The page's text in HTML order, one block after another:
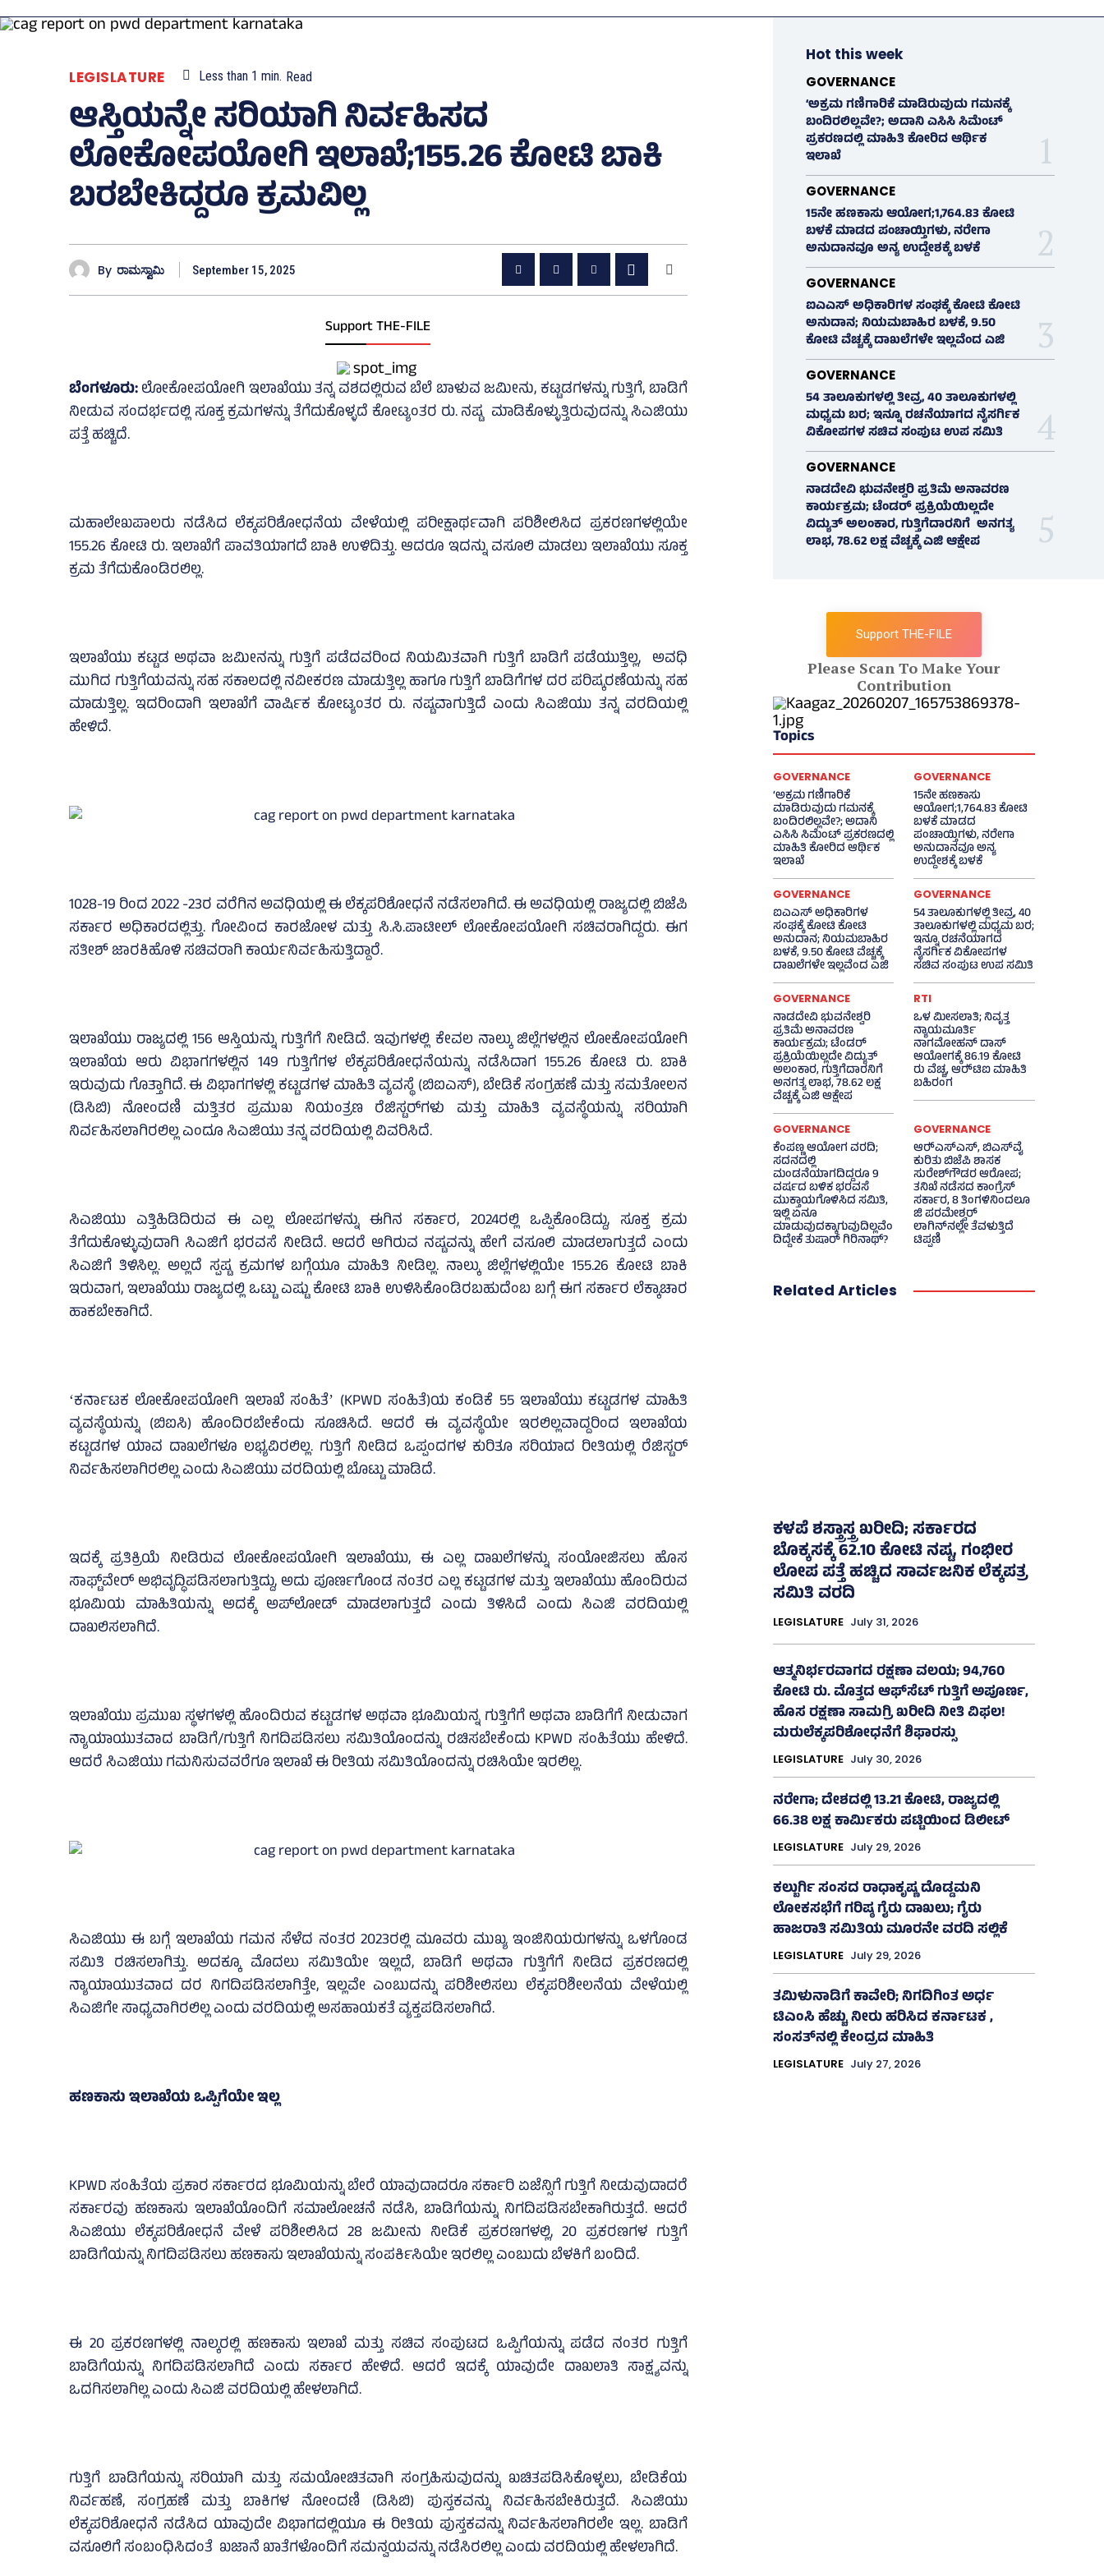
LEGISLATURE Less than 1 min. Read
ಆಸ್ತಿಯನ್ನೇ ಸರಿಯಾಗಿ ನಿರ್ವಹಿಸದ
ಲೋಕೋಪಯೋಗಿ ಇಲಾಖೆ;155.26 ಕೋಟಿ ಬಾಕಿ
ಬರಬೇಕಿದ್ದರೂ ಕ್ರಮವಿಲ್ಲ
By ರಾಮಸ್ವಾಮಿ September 15, 2025
Support THE-FILE
ಬೆಂಗಳೂರು:ಲೋಕೋಪಯೋಗಿ ಇಲಾಖೆಯು ತನ್ನ ವಶದಲ್ಲಿರುವ ಬೆಲೆ ಬಾಳುವ ಜಮೀನು, ಕಟ್ಟಡಗಳನ್ನು ಗುತ್ತಿಗೆ, ಬಾಡಿಗೆ
ನೀಡುವ ಸಂದರ್ಭದಲ್ಲಿ ಸೂಕ್ತ ಕ್ರಮಗಳನ್ನು ತೆಗೆದುಕೊಳ್ಳದೆ ಕೋಟ್ಯಂತರ ರು. ನಷ್ಟ ಮಾಡಿಕೊಳ್ಳುತ್ತಿರುವುದನ್ನು ಸಿಎಜಿಯು
ಪತ್ತೆ ಹಚ್ಚಿದೆ.
ಮಹಾಲೇಖಪಾಲರು ನಡೆಸಿದ ಲೆಕ್ಕಪರಿಶೋಧನೆಯ ವೇಳೆಯಲ್ಲಿ ಪರೀಕ್ಷಾರ್ಥವಾಗಿ ಪರಿಶೀಲಿಸಿದ ಪ್ರಕರಣಗಳಲ್ಲಿಯೇ
155.26 ಕೋಟಿ ರು. ಇಲಾಖೆಗೆ ಪಾವತಿಯಾಗದೆ ಬಾಕಿ ಉಳಿದಿತ್ತು. ಆದರೂ ಇದನ್ನು ವಸೂಲಿ ಮಾಡಲು ಇಲಾಖೆಯು ಸೂಕ್ತ
ಕ್ರಮ ತೆಗೆದುಕೊಂಡಿರಲಿಲ್ಲ.
ಇಲಾಖೆಯು ಕಟ್ಟಡ ಅಥವಾ ಜಮೀನನ್ನು ಗುತ್ತಿಗೆ ಪಡೆದವರಿಂದ ನಿಯಮಿತವಾಗಿ ಗುತ್ತಿಗೆ ಬಾಡಿಗೆ ಪಡೆಯುತ್ತಿಲ್ಲ, ಅವಧಿ
ಮುಗಿದ ಗುತ್ತಿಗೆಯವನ್ನು ಸಹ ಸಕಾಲದಲ್ಲಿ ನವೀಕರಣ ಮಾಡುತ್ತಿಲ್ಲ ಹಾಗೂ ಗುತ್ತಿಗೆ ಬಾಡಿಗೆಗಳ ದರ ಪರಿಷ್ಕರಣೆಯನ್ನು ಸಹ
ಮಾಡುತ್ತಿಲ್ಲ. ಇದರಿಂದಾಗಿ ಇಲಾಖೆಗೆ ವಾರ್ಷಿಕ ಕೋಟ್ಯಂತರ ರು. ನಷ್ಟವಾಗುತ್ತಿದೆ ಎಂದು ಸಿಎಜಿಯು ತನ್ನ ವರದಿಯಲ್ಲಿ
ಹೇಳಿದೆ.
1028-19 ರಿಂದ 2022 -23ರ ವರೆಗಿನ ಅವಧಿಯಲ್ಲಿ ಈ ಲೆಕ್ಕಪರಿಶೋಧನೆ ನಡೆಸಲಾಗಿದೆ. ಈ ಅವಧಿಯಲ್ಲಿ ರಾಜ್ಯದಲ್ಲಿ ಬಿಜೆಪಿ
ಸರ್ಕಾರ ಅಧಿಕಾರದಲ್ಲಿತ್ತು. ಗೋವಿಂದ ಕಾರಜೋಳ ಮತ್ತು ಸಿ.ಸಿ.ಪಾಟೀಲ್ ಲೋಕೋಪಯೋಗಿ ಸಚಿವರಾಗಿದ್ದರು. ಈಗ
ಸತೀಶ್ ಜಾರಕಿಹೊಳಿ ಸಚಿವರಾಗಿ ಕಾರ್ಯನಿರ್ವಹಿಸುತ್ತಿದ್ದಾರೆ.
ಇಲಾಖೆಯು ರಾಜ್ಯದಲ್ಲಿ 156 ಆಸ್ತಿಯನ್ನು ಗುತ್ತಿಗೆಗೆ ನೀಡಿದೆ. ಇವುಗಳಲ್ಲಿ ಕೇವಲ ನಾಲ್ಕು ಜಿಲ್ಲೆಗಳಲ್ಲಿನ ಲೋಕೋಪಯೋಗಿ
ಇಲಾಖೆಯ ಆರು ವಿಭಾಗಗಳಲ್ಲಿನ 149 ಗುತ್ತಿಗೆಗಳ ಲೆಕ್ಕಪರಿಶೋಧನೆಯನ್ನು ನಡೆಸಿದಾಗ 155.26 ಕೋಟಿ ರು. ಬಾಕಿ
ಇರುವುದು ಗೊತ್ತಾಗಿದೆ. ಈ ವಿಭಾಗಗಳಲ್ಲಿ ಕಟ್ಟಡಗಳ ಮಾಹಿತಿ ವ್ಯವಸ್ಥೆ (ಬಿಐಎಸ್‌), ಬೇಡಿಕೆ ಸಂಗ್ರಹಣೆ ಮತ್ತು ಸಮತೋಲನ
(ಡಿಸಿಬಿ) ನೋಂದಣಿ ಮತ್ತಿತರ ಪ್ರಮುಖ ನಿಯಂತ್ರಣ ರೆಜಿಸ್ಟರ್‌ಗಳು ಮತ್ತು ಮಾಹಿತಿ ವ್ಯವಸ್ಥೆಯನ್ನು ಸರಿಯಾಗಿ
ನಿರ್ವಹಿಸಲಾಗಿರಲಿಲ್ಲ ಎಂದೂ ಸಿಎಜಿಯು ತನ್ನ ವರದಿಯಲ್ಲಿ ವಿವರಿಸಿದೆ.
ಸಿಎಜಿಯು ಎತ್ತಿಹಿಡಿದಿರುವ ಈ ಎಲ್ಲ ಲೋಪಗಳನ್ನು ಈಗಿನ ಸರ್ಕಾರ, 2024ರಲ್ಲಿ ಒಪ್ಪಿಕೊಂಡಿದ್ದು, ಸೂಕ್ತ ಕ್ರಮ
ತೆಗೆದುಕೊಳ್ಳುವುದಾಗಿ ಸಿಎಜಿಗೆ ಭರವಸೆ ನೀಡಿದೆ. ಆದರೆ ಆಗಿರುವ ನಷ್ಟವನ್ನು ಹೇಗೆ ವಸೂಲಿ ಮಾಡಲಾಗುತ್ತದೆ ಎಂದು
ಸಿಎಜಿಗೆ ತಿಳಿಸಿಲ್ಲ. ಅಲ್ಲದೆ ಸ್ಪಷ್ಟ ಕ್ರಮಗಳ ಬಗ್ಗೆಯೂ ಮಾಹಿತಿ ನೀಡಿಲ್ಲ. ನಾಲ್ಕು ಜಿಲ್ಲೆಗಳಲ್ಲಿಯೇ 155.26 ಕೋಟಿ ಬಾಕಿ
ಇರುವಾಗ, ಇಲಾಖೆಯು ರಾಜ್ಯದಲ್ಲಿ ಒಟ್ಟು ಎಷ್ಟು ಕೋಟಿ ಬಾಕಿ ಉಳಿಸಿಕೊಂಡಿರಬಹುದೆಂಬ ಬಗ್ಗೆ ಈಗ ಸರ್ಕಾರ ಲೆಕ್ಕಾಚಾರ
ಹಾಕಬೇಕಾಗಿದೆ.
ʻಕರ್ನಾಟಕ ಲೋಕೋಪಯೋಗಿ ಇಲಾಖೆ ಸಂಹಿತೆʼ (KPWD ಸಂಹಿತೆ)ಯ ಕಂಡಿಕೆ 55 ಇಲಾಖೆಯು ಕಟ್ಟಡಗಳ ಮಾಹಿತಿ
ವ್ಯವಸ್ಥೆಯನ್ನು (ಬಿಐಸಿ) ಹೊಂದಿರಬೇಕೆಂದು ಸೂಚಿಸಿದೆ. ಆದರೆ ಈ ವ್ಯವಸ್ಥೆಯೇ ಇರಲಿಲ್ಲವಾದ್ದರಿಂದ ಇಲಾಖೆಯ
ಕಟ್ಟಡಗಳ ಯಾವ ದಾಖಲೆಗಳೂ ಲಭ್ಯವಿರಲಿಲ್ಲ. ಗುತ್ತಿಗೆ ನೀಡಿದ ಒಪ್ಪಂದಗಳ ಕುರಿತೂ ಸರಿಯಾದ ರೀತಿಯಲ್ಲಿ ರೆಜಿಸ್ಟರ್‌
ನಿರ್ವಹಿಸಲಾಗಿರಲಿಲ್ಲ ಎಂದು ಸಿಎಜಿಯು ವರದಿಯಲ್ಲಿ ಬೊಟ್ಟು ಮಾಡಿದೆ.
ಇದಕ್ಕೆ ಪ್ರತಿಕ್ರಿಯೆ ನೀಡಿರುವ ಲೋಕೋಪಯೋಗಿ ಇಲಾಖೆಯು, ಈ ಎಲ್ಲ ದಾಖಲೆಗಳನ್ನು ಸಂಯೋಜಿಸಲು ಹೊಸ
ಸಾಫ್ಟ್‌ವೇರ್‌ ಅಭಿವೃದ್ಧಿಪಡಿಸಲಾಗುತ್ತಿದ್ದು, ಅದು ಪೂರ್ಣಗೊಂಡ ನಂತರ ಎಲ್ಲ ಕಟ್ಟಡಗಳ ಮತ್ತು ಇಲಾಖೆಯು ಹೊಂದಿರುವ
ಭೂಮಿಯ ಮಾಹಿತಿಯನ್ನು ಅದಕ್ಕೆ ಅಪ್‌ಲೋಡ್‌ ಮಾಡಲಾಗುತ್ತದೆ ಎಂದು ತಿಳಿಸಿದೆ ಎಂದು ಸಿಎಜಿ ವರದಿಯಲ್ಲಿ
ದಾಖಲಿಸಲಾಗಿದೆ.
ಇಲಾಖೆಯು ಪ್ರಮುಖ ಸ್ಥಳಗಳಲ್ಲಿ ಹೊಂದಿರುವ ಕಟ್ಟಡಗಳ ಅಥವಾ ಭೂಮಿಯನ್ನ ಗುತ್ತಿಗೆಗೆ ಅಥವಾ ಬಾಡಿಗೆಗೆ ನೀಡುವಾಗ
ನ್ಯಾಯಾಯುತವಾದ ಬಾಡಿಗೆ/ಗುತ್ತಿಗೆ ನಿಗದಿಪಡಿಸಲು ಸಮಿತಿಯೊಂದನ್ನು ರಚಿಸಬೇಕೆಂದು KPWD ಸಂಹಿತೆಯು ಹೇಳಿದೆ.
ಆದರೆ ಸಿಎಜಿಯು ಗಮನಿಸುವವರೆಗೂ ಇಲಾಖೆ ಈ ರೀತಿಯ ಸಮಿತಿಯೊಂದನ್ನು ರಚಿಸಿಯೇ ಇರಲಿಲ್ಲ.
ಸಿಎಜಿಯು ಈ ಬಗ್ಗೆ ಇಲಾಖೆಯ ಗಮನ ಸೆಳೆದ ನಂತರ 2023ರಲ್ಲಿ ಮೂವರು ಮುಖ್ಯ ಇಂಜಿನಿಯರುಗಳನ್ನು ಒಳಗೊಂಡ
ಸಮಿತಿ ರಚಿಸಲಾಗಿತ್ತು. ಅದಕ್ಕೂ ಮೊದಲು ಸಮಿತಿಯೇ ಇಲ್ಲದೆ, ಬಾಡಿಗೆ ಅಥವಾ ಗುತ್ತಿಗೆಗೆ ನೀಡಿದ ಪ್ರಕರಣದಲ್ಲಿ
ನ್ಯಾಯಾಯುತವಾದ ದರ ನಿಗದಿಪಡಿಸಲಾಗಿತ್ತೇ, ಇಲ್ಲವೇ ಎಂಬುದನ್ನು ಪರಿಶೀಲಿಸಲು ಲೆಕ್ಕಪರಿಶೀಲನೆಯ ವೇಳೆಯಲ್ಲಿ
ಸಿಎಜಿಗೇ ಸಾಧ್ಯವಾಗಿರಲಿಲ್ಲ ಎಂದು ವರದಿಯಲ್ಲಿ ಅಸಹಾಯಕತೆ ವ್ಯಕ್ತಪಡಿಸಲಾಗಿದೆ.
ಹಣಕಾಸು ಇಲಾಖೆಯ ಒಪ್ಪಿಗೆಯೇ ಇಲ್ಲ
KPWD ಸಂಹಿತೆಯ ಪ್ರಕಾರ ಸರ್ಕಾರದ ಭೂಮಿಯನ್ನು ಬೇರೆ ಯಾವುದಾದರೂ ಸರ್ಕಾರಿ ಏಜೆನ್ಸಿಗೆ ಗುತ್ತಿಗೆ ನೀಡುವುದಾದರೆ
ಸರ್ಕಾರವು ಹಣಕಾಸು ಇಲಾಖೆಯೊಂದಿಗೆ ಸಮಾಲೋಚನೆ ನಡೆಸಿ, ಬಾಡಿಗೆಯನ್ನು ನಿಗದಿಪಡಿಸಬೇಕಾಗಿರುತ್ತದೆ. ಆದರೆ
ಸಿಎಜಿಯು ಲೆಕ್ಕಪರಿಶೋಧನೆ ವೇಳೆ ಪರಿಶೀಲಿಸಿದ 28 ಜಮೀನು ನೀಡಿಕೆ ಪ್ರಕರಣಗಳಲ್ಲಿ, 20 ಪ್ರಕರಣಗಳ ಗುತ್ತಿಗೆ
ಬಾಡಿಗೆಯನ್ನು ನಿಗದಿಪಡಿಸಲು ಹಣಕಾಸು ಇಲಾಖೆಯನ್ನು ಸಂಪರ್ಕಿಸಿಯೇ ಇರಲಿಲ್ಲ ಎಂಬುದು ಬೆಳಕಿಗೆ ಬಂದಿದೆ.
ಈ 20 ಪ್ರಕರಣಗಳಲ್ಲಿ ನಾಲ್ಕರಲ್ಲಿ ಹಣಕಾಸು ಇಲಾಖೆ ಮತ್ತು ಸಚಿವ ಸಂಪುಟದ ಒಪ್ಪಿಗೆಯನ್ನು ಪಡೆದ ನಂತರ ಗುತ್ತಿಗೆ
ಬಾಡಿಗೆಯನ್ನು ನಿಗದಿಪಡಿಸಲಾಗಿದೆ ಎಂದು ಸರ್ಕಾರ ಹೇಳಿದೆ. ಆದರೆ ಇದಕ್ಕೆ ಯಾವುದೇ ದಾಖಲಾತಿ ಸಾಕ್ಷ್ಯವನ್ನು
ಒದಗಿಸಲಾಗಿಲ್ಲ ಎಂದು ಸಿಎಜಿ ವರದಿಯಲ್ಲಿ ಹೇಳಲಾಗಿದೆ.
ಗುತ್ತಿಗೆ ಬಾಡಿಗೆಯನ್ನು ಸರಿಯಾಗಿ ಮತ್ತು ಸಮಯೋಚಿತವಾಗಿ ಸಂಗ್ರಹಿಸುವುದನ್ನು ಖಚಿತಪಡಿಸಿಕೊಳ್ಳಲು, ಬೇಡಿಕೆಯ
ನಿರ್ವಹಣೆ, ಸಂಗ್ರಹಣೆ ಮತ್ತು ಬಾಕಿಗಳ ನೋಂದಣಿ (ಡಿಸಿಬಿ) ಪುಸ್ತಕವನ್ನು ನಿರ್ವಹಿಸಬೇಕಿರುತ್ತದೆ. ಸಿಎಜಿಯು
ಲೆಕ್ಕಪರಿಶೋಧನೆ ನಡೆಸಿದ ಯಾವುದೇ ವಿಭಾಗದಲ್ಲಿಯೂ ಈ ರೀತಿಯ ಪುಸ್ತಕವನ್ನು ನಿರ್ವಹಿಸಲಾಗಿರಲೇ ಇಲ್ಲ. ಬಾಡಿಗೆ
ವಸೂಲಿಗೆ ಸಂಬಂಧಿಸಿದಂತೆ ಖಜಾನೆ ಖಾತೆಗಳೊಂದಿಗೆ ಸಮನ್ವಯವನ್ನು ನಡೆಸಿರಲಿಲ್ಲ ಎಂದು ವರದಿಯಲ್ಲಿ ಹೇಳಲಾಗಿದೆ.
Hot this week
GOVERNANCE
‘ಅಕ್ರಮ ಗಣಿಗಾರಿಕೆ ಮಾಡಿರುವುದು ಗಮನಕ್ಕೆ
ಬಂದಿರಲಿಲ್ಲವೇ?; ಅದಾನಿ ಎಸಿಸಿ ಸಿಮೆಂಟ್
ಪ್ರಕರಣದಲ್ಲಿ ಮಾಹಿತಿ ಕೋರಿದ ಆರ್ಥಿಕ
ಇಲಾಖೆ
GOVERNANCE
15ನೇ ಹಣಕಾಸು ಆಯೋಗ;1,764.83 ಕೋಟಿ
ಬಳಕೆ ಮಾಡದ ಪಂಚಾಯ್ತಿಗಳು, ನರೇಗಾ
ಅನುದಾನವೂ ಅನ್ಯ ಉದ್ದೇಶಕ್ಕೆ ಬಳಕೆ
GOVERNANCE
ಐಎಎಸ್‌ ಅಧಿಕಾರಿಗಳ ಸಂಘಕ್ಕೆ ಕೋಟಿ ಕೋಟಿ
ಅನುದಾನ; ನಿಯಮಬಾಹಿರ ಬಳಕೆ, 9.50
ಕೋಟಿ ವೆಚ್ಚಕ್ಕೆ ದಾಖಲೆಗಳೇ ಇಲ್ಲವೆಂದ ಎಜಿ
GOVERNANCE
54 ತಾಲೂಕುಗಳಲ್ಲಿ ತೀವ್ರ, 40 ತಾಲೂಕುಗಳಲ್ಲಿ
ಮಧ್ಯಮ ಬರ; ಇನ್ನೂ ರಚನೆಯಾಗದ ನೈಸರ್ಗಿಕ
ವಿಕೋಪಗಳ ಸಚಿವ ಸಂಪುಟ ಉಪ ಸಮಿತಿ
GOVERNANCE
ನಾಡದೇವಿ ಭುವನೇಶ್ವರಿ ಪ್ರತಿಮೆ ಅನಾವರಣ
ಕಾರ್ಯಕ್ರಮ; ಟೆಂಡರ್ ಪ್ರಕ್ರಿಯೆಯಿಲ್ಲದೇ
ವಿದ್ಯುತ್‌ ಅಲಂಕಾರ, ಗುತ್ತಿಗೆದಾರನಿಗೆ ಅನಗತ್ಯ
ಲಾಭ, 78.62 ಲಕ್ಷ ವೆಚ್ಚಕ್ಕೆ ಎಜಿ ಆಕ್ಷೇಪ
Support THE-FILE
Please Scan To Make Your
Contribution
Topics
GOVERNANCE
‘ಅಕ್ರಮ ಗಣಿಗಾರಿಕೆ
ಮಾಡಿರುವುದು ಗಮನಕ್ಕೆ
ಬಂದಿರಲಿಲ್ಲವೇ?; ಅದಾನಿ
ಎಸಿಸಿ ಸಿಮೆಂಟ್ ಪ್ರಕರಣದಲ್ಲಿ
ಮಾಹಿತಿ ಕೋರಿದ ಆರ್ಥಿಕ
ಇಲಾಖೆ
GOVERNANCE
15ನೇ ಹಣಕಾಸು
ಆಯೋಗ;1,764.83 ಕೋಟಿ
ಬಳಕೆ ಮಾಡದ
ಪಂಚಾಯ್ತಿಗಳು, ನರೇಗಾ
ಅನುದಾನವೂ ಅನ್ಯ
ಉದ್ದೇಶಕ್ಕೆ ಬಳಕೆ
GOVERNANCE
ಐಎಎಸ್‌ ಅಧಿಕಾರಿಗಳ
ಸಂಘಕ್ಕೆ ಕೋಟಿ ಕೋಟಿ
ಅನುದಾನ; ನಿಯಮಬಾಹಿರ
ಬಳಕೆ, 9.50 ಕೋಟಿ ವೆಚ್ಚಕ್ಕೆ
ದಾಖಲೆಗಳೇ ಇಲ್ಲವೆಂದ ಎಜಿ
GOVERNANCE
54 ತಾಲೂಕುಗಳಲ್ಲಿ ತೀವ್ರ, 40
ತಾಲೂಕುಗಳಲ್ಲಿ ಮಧ್ಯಮ ಬರ;
ಇನ್ನೂ ರಚನೆಯಾಗದ
ನೈಸರ್ಗಿಕ ವಿಕೋಪಗಳ
ಸಚಿವ ಸಂಪುಟ ಉಪ ಸಮಿತಿ
GOVERNANCE
ನಾಡದೇವಿ ಭುವನೇಶ್ವರಿ
ಪ್ರತಿಮೆ ಅನಾವರಣ
ಕಾರ್ಯಕ್ರಮ; ಟೆಂಡರ್
ಪ್ರಕ್ರಿಯೆಯಿಲ್ಲದೇ ವಿದ್ಯುತ್‌
ಅಲಂಕಾರ, ಗುತ್ತಿಗೆದಾರನಿಗೆ
ಅನಗತ್ಯ ಲಾಭ, 78.62 ಲಕ್ಷ
ವೆಚ್ಚಕ್ಕೆ ಎಜಿ ಆಕ್ಷೇಪ
RTI
ಒಳ ಮೀಸಲಾತಿ; ನಿವೃತ್ತ
ನ್ಯಾಯಮೂರ್ತಿ
ನಾಗಮೋಹನ್ ದಾಸ್
ಆಯೋಗಕ್ಕೆ 86.19 ಕೋಟಿ
ರು ವೆಚ್ಚ, ಆರ್‍‌ಟಿಐ ಮಾಹಿತಿ
ಬಹಿರಂಗ
GOVERNANCE
ಕೆಂಪಣ್ಣ ಆಯೋಗ ವರದಿ;
ಸದನದಲ್ಲಿ
ಮಂಡನೆಯಾಗದಿದ್ದರೂ 9
ವರ್ಷದ ಬಳಿಕ ಭರವಸೆ
ಮುಕ್ತಾಯಗೊಳಿಸಿದ ಸಮಿತಿ,
ಇಲ್ಲಿ ಏನೂ
ಮಾಡುವುದಕ್ಕಾಗುವುದಿಲ್ಲವೆಂ
ದಿದ್ದೇಕೆ ತುಷಾರ್ ಗಿರಿನಾಥ್?
GOVERNANCE
ಆರ್‍‌ಎಸ್‌ಎಸ್‌, ಬಿಎಸ್‌ವೈ
ಕುರಿತು ಬಿಜೆಪಿ ಶಾಸಕ
ಸುರೇಶ್‌ಗೌಡರ ಆರೋಪ;
ತನಿಖೆ ನಡೆಸದ ಕಾಂಗ್ರೆಸ್‌
ಸರ್ಕಾರ, 8 ತಿಂಗಳಿನಿಂದಲೂ
ಜಿ ಪರಮೇಶ್ವರ್
ಲಾಗಿನ್‌ನಲ್ಲೇ ತೆವಳುತ್ತಿದೆ
ಟಿಪ್ಪಣಿ
Related Articles
ಕಳಪೆ ಶಸ್ತ್ರಾಸ್ತ್ರ ಖರೀದಿ; ಸರ್ಕಾರದ
ಬೊಕ್ಕಸಕ್ಕೆ 62.10 ಕೋಟಿ ನಷ್ಟ, ಗಂಭೀರ
ಲೋಪ ಪತ್ತೆ ಹಚ್ಚಿದ ಸಾರ್ವಜನಿಕ ಲೆಕ್ಕಪತ್ರ
ಸಮಿತಿ ವರದಿ
LEGISLATURE July 31, 2026
ಆತ್ಮನಿರ್ಭರವಾಗದ ರಕ್ಷಣಾ ವಲಯ; 94,760
ಕೋಟಿ ರು. ಮೊತ್ತದ ಆಫ್‌ಸೆಟ್ ಗುತ್ತಿಗೆ ಅಪೂರ್ಣ,
ಹೊಸ ರಕ್ಷಣಾ ಸಾಮಗ್ರಿ ಖರೀದಿ ನೀತಿ ವಿಫಲ!
ಮರುಲೆಕ್ಕಪರಿಶೋಧನೆಗೆ ಶಿಫಾರಸ್ಸು
LEGISLATURE July 30, 2026
ನರೇಗಾ; ದೇಶದಲ್ಲಿ 13.21 ಕೋಟಿ, ರಾಜ್ಯದಲ್ಲಿ
66.38 ಲಕ್ಷ ಕಾರ್ಮಿಕರು ಪಟ್ಟಿಯಿಂದ ಡಿಲೀಟ್
LEGISLATURE July 29, 2026
ಕಲ್ಬುರ್ಗಿ ಸಂಸದ ರಾಧಾಕೃಷ್ಣ ದೊಡ್ಡಮನಿ
ಲೋಕಸಭೆಗೆ ಗರಿಷ್ಠ ಗೈರು ದಾಖಲು; ಗೈರು
ಹಾಜರಾತಿ ಸಮಿತಿಯ ಮೂರನೇ ವರದಿ ಸಲ್ಲಿಕೆ
LEGISLATURE July 29, 2026
ತಮಿಳುನಾಡಿಗೆ ಕಾವೇರಿ; ನಿಗದಿಗಿಂತ ಅರ್ಧ
ಟಿಎಂಸಿ ಹೆಚ್ಚು ನೀರು ಹರಿಸಿದ ಕರ್ನಾಟಕ ,
ಸಂಸತ್‌ನಲ್ಲಿ ಕೇಂದ್ರದ ಮಾಹಿತಿ
LEGISLATURE July 27, 2026